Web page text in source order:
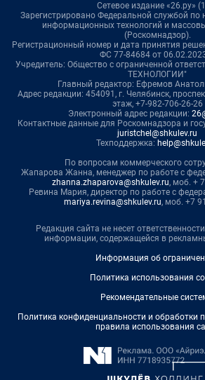
Сетевое издание «26.ру»
Зарегистрировано Федеральной службой по
информационных технологий и
(Роскомнадзор).
Регистрационный номер и дата принятия
ФС 77-84684 от
Учредитель: Общество с ограниченной
ТЕХНОЛОГИИ"
Главный редактор: Ефремов
Адрес редакции: 454091, г. Челябинск,
этаж, +7-982-706-26-26
Электронный адрес редакции:
Контактные данные для Роскомнадзора и
juristchel@shkulev.ru
Техподдержка:
По вопросам коммерческого
Жапарова Жанна, менеджер по работе с
zhanna.zhaparova@shkulev.ru, моб. +
Ревина Мария, директор по работе с
mariya.revina@shkulev.ru, моб. +7
Редакция сайта не несет
информации, содержащейся в
Информация об
Политика использования
Рекомендательные
Политика конфиденциальности и обработки
правила использования